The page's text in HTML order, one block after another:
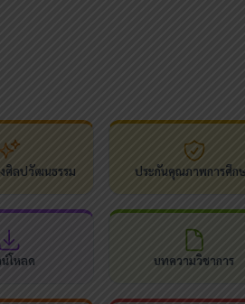
ศิลปวัฒนธรรม ประกันคุณภาพการศึก
โหลด บทความวิชาการ